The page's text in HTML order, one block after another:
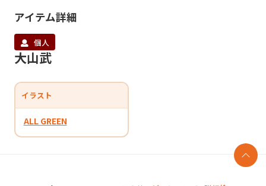
アイテム詳細
個人
大山武
イラスト
ALL GREEN